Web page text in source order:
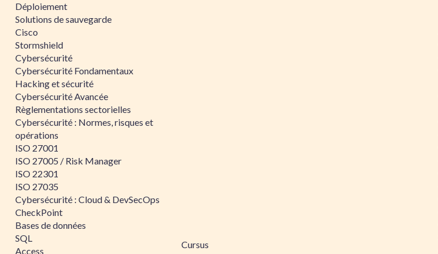
Déploiement
Solutions de sauvegarde
Cisco
Stormshield
Cybersécurité
Cybersécurité Fondamentaux
Hacking et sécurité
Cybersécurité Avancée
Règlementations sectorielles
Cybersécurité : Normes, risques et
opérations
ISO 27001
ISO 27005 / Risk Manager
ISO 22301
ISO 27035
Cybersécurité : Cloud & DevSecOps
CheckPoint
Bases de données
SQL
Access
Cursus